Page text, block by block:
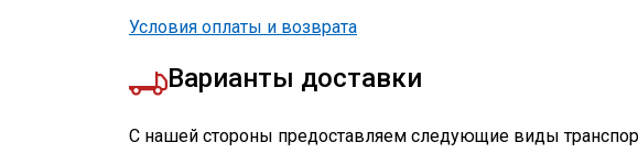
Условия оплаты и возврата
Варианты доставки
С нашей стороны предоставляем следующие виды